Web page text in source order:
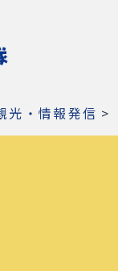
光・情報発信 >